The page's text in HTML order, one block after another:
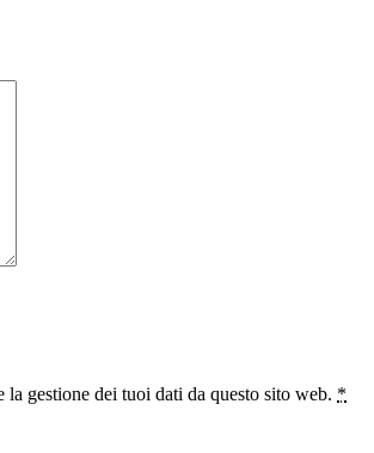
gestione dei tuoi dati da questo sito web. *